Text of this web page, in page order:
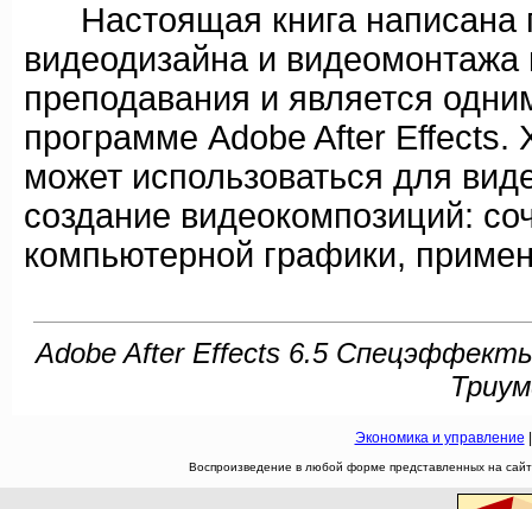
Настоящая книга написана
видеодизайна и
преподавания и является
программе Adobe After Effects.
может использоваться для
создание видеокомпозиций:
компьютерной графики,
Adobe After Effects 6.5
Экономика и управление
Воспроизведение в любой форме представленных на